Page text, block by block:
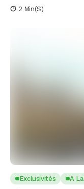
2 Min(s)
Exclusivités A